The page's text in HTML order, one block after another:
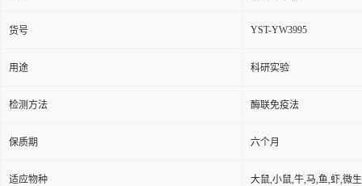
货号 YST-YW3995
用途 科研实验
检测方法 酶联免疫法
保质期 六个月
适应物种 大鼠,小鼠,牛,马,鱼,虾,微